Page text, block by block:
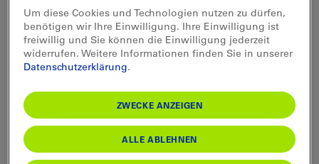
dem ÖV von folgendem Rabatt:
10% Rabatt auf den Eintritt in den Zoo Basel
Um diese Cookies und Technologien nutzen zu dürfen,
benötigen wir Ihre Einwilligung. Ihre Einwilligung ist
freiwillig und Sie können die Einwilligung jederzeit
widerrufen. Weitere Informationen finden Sie in unserer
Datenschutzerklärung.
ZWECKE ANZEIGEN
ALLE ABLEHNEN